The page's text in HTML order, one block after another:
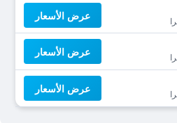
عرض الأسعار
عرض الأسعار
عرض الأسعار